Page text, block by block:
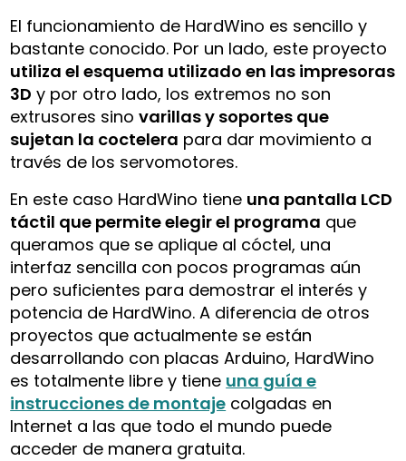
El funcionamiento de HardWino es sencillo y
bastante conocido. Por un lado, este proyecto
utiliza el esquema utilizado en las impresoras
3D y por otro lado, los extremos no son
extrusores sinovarillas y soportes que
sujetan la coctelera para dar movimiento a
través de los servomotores.
En este caso HardWino tiene una pantalla LCD
táctil que permite elegir el programa que
queramos que se aplique al cóctel, una
interfaz sencilla con pocos programas aún
pero suficientes para demostrar el interés y
potencia de HardWino. A diferencia de otros
proyectos que actualmente se están
desarrollando con placas Arduino, HardWino
es totalmente libre y tiene una guía e
instrucciones de montaje colgadas en
Internet a las que todo el mundo puede
acceder de manera gratuita.